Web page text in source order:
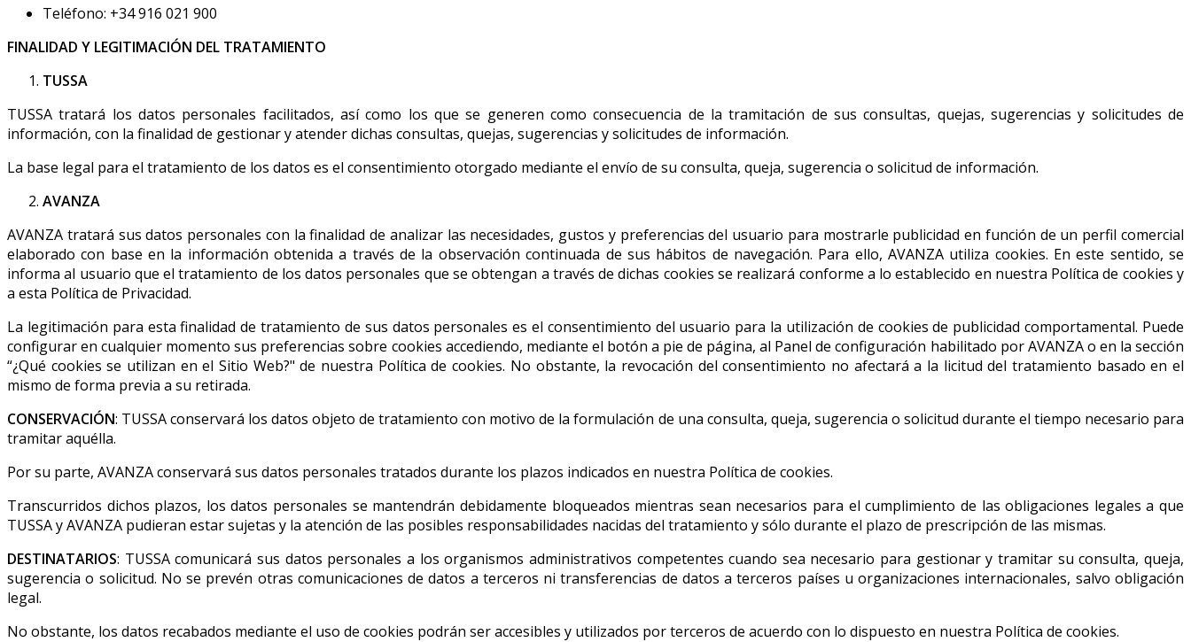
Teléfono: +34 916 021 900
FINALIDAD Y LEGITIMACIÓN DEL TRATAMIENTO
TUSSA
TUSSA tratará los datos personales facilitados, así como los que se generen como consecuencia de la tramitación de sus consultas, quejas, sugerencias y solicitudes de
información, con la finalidad de gestionar y atender dichas consultas, quejas, sugerencias y solicitudes de información.
La base legal para el tratamiento de los datos es el consentimiento otorgado mediante el envío de su consulta, queja, sugerencia o solicitud de información.
AVANZA
AVANZA tratará sus datos personales con la finalidad de analizar las necesidades, gustos y preferencias del usuario para mostrarle publicidad en función de un perfil comercial
elaborado con base en la información obtenida a través de la observación continuada de sus hábitos de navegación. Para ello, AVANZA utiliza cookies. En este sentido, se
informa al usuario que el tratamiento de los datos personales que se obtengan a través de dichas cookies se realizará conforme a lo establecido en nuestra Política de cookies y
a esta Política de Privacidad.
La legitimación para esta finalidad de tratamiento de sus datos personales es el consentimiento del usuario para la utilización de cookies de publicidad comportamental. Puede
configurar en cualquier momento sus preferencias sobre cookies accediendo, mediante el botón a pie de página, al Panel de configuración habilitado por AVANZA o en la sección
“¿Qué cookies se utilizan en el Sitio Web?" de nuestra Política de cookies. No obstante, la revocación del consentimiento no afectará a la licitud del tratamiento basado en el
mismo de forma previa a su retirada.
CONSERVACIÓN: TUSSA conservará los datos objeto de tratamiento con motivo de la formulación de una consulta, queja, sugerencia o solicitud durante el tiempo necesario para
tramitar aquélla.
Por su parte, AVANZA conservará sus datos personales tratados durante los plazos indicados en nuestra Política de cookies.
Transcurridos dichos plazos, los datos personales se mantendrán debidamente bloqueados mientras sean necesarios para el cumplimiento de las obligaciones legales a que
TUSSA y AVANZA pudieran estar sujetas y la atención de las posibles responsabilidades nacidas del tratamiento y sólo durante el plazo de prescripción de las mismas.
DESTINATARIOS: TUSSA comunicará sus datos personales a los organismos administrativos competentes cuando sea necesario para gestionar y tramitar su consulta, queja,
sugerencia o solicitud. No se prevén otras comunicaciones de datos a terceros ni transferencias de datos a terceros países u organizaciones internacionales, salvo obligación
legal.
No obstante, los datos recabados mediante el uso de cookies podrán ser accesibles y utilizados por terceros de acuerdo con lo dispuesto en nuestra Política de cookies.